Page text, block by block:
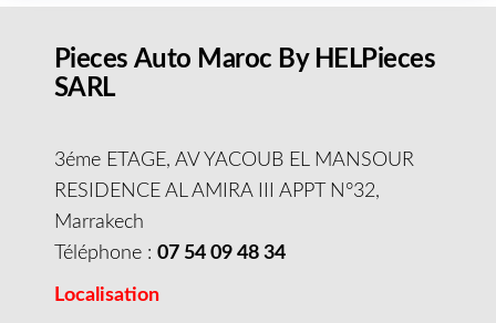
Pieces Auto Maroc By HELPieces
SARL
3éme ETAGE, AV YACOUB EL MANSOUR
RESIDENCE AL AMIRA III APPT N°32,
Marrakech
Téléphone : 07 54 09 48 34
Localisation